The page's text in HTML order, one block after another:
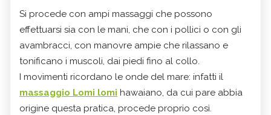
Si procede con ampi massaggi che possono
effettuarsi sia con le mani, che con i pollici o con gli
avambracci, con manovre ampie che rilassano e
tonificano i muscoli, dai piedi fino al collo.
I movimenti ricordano le onde del mare: infatti il
massaggio Lomi lomi hawaiano, da cui pare abbia
origine questa pratica, procede proprio così.